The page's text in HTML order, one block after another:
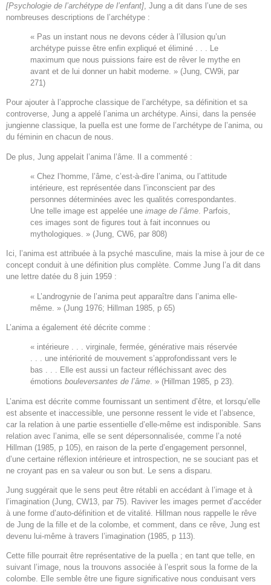
[Psychologie de l’archétype de l’enfant] , Jung a dit dans l’une de ses
nombreuses descriptions de l’archétype :
« Pas un instant nous ne devons céder à l’illusion qu’un
archétype puisse être enfin expliqué et éliminé . . . Le
maximum que nous puissions faire est de rêver le mythe en
avant et de lui donner un habit moderne. » (Jung, CW9i, par
271)
Pour ajouter à l’approche classique de l’archétype, sa définition et sa
controverse, Jung a appelé l’anima un archétype. Ainsi, dans la pensée
jungienne classique, la puella est une forme de l’archétype de l’anima, ou
du féminin en chacun de nous.
De plus, Jung appelait l’anima l’âme. Il a commenté :
« Chez l’homme, l’âme, c’est-à-dire l’anima, ou l’attitude
intérieure, est représentée dans l’inconscient par des
personnes déterminées avec les qualités correspondantes.
Une telle image est appelée une image de l’âme. Parfois,
ces images sont de figures tout à fait inconnues ou
mythologiques. » (Jung, CW6, par 808)
Ici, l’anima est attribuée à la psyché masculine, mais la mise à jour de ce
concept conduit à une définition plus complète. Comme Jung l’a dit dans
une lettre datée du 8 juin 1959 :
« L’androgynie de l’anima peut apparaître dans l’anima elle-
même. » (Jung 1976; Hillman 1985, p 65)
L’anima a également été décrite comme :
« intérieure . . . virginale, fermée, générative mais réservée
. . . une intériorité de mouvement s’approfondissant vers le
bas . . . Elle est aussi un facteur réfléchissant avec des
émotions bouleversantes de l’âme. » (Hillman 1985, p 23).
L’anima est décrite comme fournissant un sentiment d’être, et lorsqu’elle
est absente et inaccessible, une personne ressent le vide et l’absence,
car la relation à une partie essentielle d’elle-même est indisponible. Sans
relation avec l’anima, elle se sent dépersonnalisée, comme l’a noté
Hillman (1985, p 105), en raison de la perte d’engagement personnel,
d’une certaine réflexion intérieure et introspection, ne se souciant pas et
ne croyant pas en sa valeur ou son but. Le sens a disparu.
Jung suggérait que le sens peut être rétabli en accédant à l’image et à
l’imagination (Jung, CW13, par 75). Raviver les images permet d’accéder
à une forme d’auto-définition et de vitalité. Hillman nous rappelle le rêve
de Jung de la fille et de la colombe, et comment, dans ce rêve, Jung est
devenu lui-même à travers l’imagination (1985, p 113).
Cette fille pourrait être représentative de la puella ; en tant que telle, en
suivant l’image, nous la trouvons associée à l’esprit sous la forme de la
colombe. Elle semble être une figure significative nous conduisant vers